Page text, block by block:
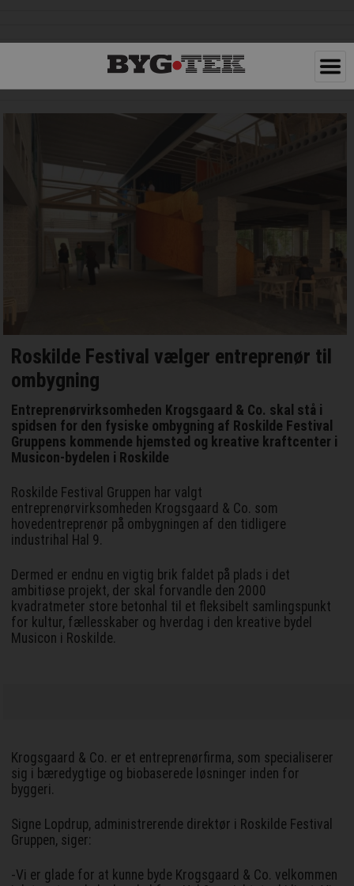
Roskilde Festival vælger entreprenør til
ombygning
Entreprenørvirksomheden Krogsgaard & Co. skal stå i
spidsen for den fysiske ombygning af Roskilde Festival
Gruppens kommende hjemsted og kreative kraftcenter i
Musicon-bydelen i Roskilde
Roskilde Festival Gruppen har valgt
entreprenørvirksomheden Krogsgaard & Co. som
hovedentreprenør på ombygningen af den tidligere
industrihal Hal 9.
Dermed er endnu en vigtig brik faldet på plads i det
ambitiøse projekt, der skal forvandle den 2000
kvadratmeter store betonhal til et fleksibelt samlingspunkt
for kultur, fællesskaber og hverdag i den kreative bydel
Musicon i Roskilde.
Krogsgaard & Co. er et entreprenørfirma, som specialiserer
sig i bæredygtige og biobaserede løsninger inden for
byggeri.
Signe Lopdrup, administrerende direktør i Roskilde Festival
Gruppen, siger:
-Vi er glade for at kunne byde Krogsgaard & Co. velkommen